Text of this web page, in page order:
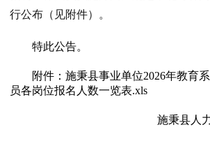
行公布（见附件）。
特此公告。
附件：施秉县事业单位2026年教育系
员各岗位报名人数一览表.xls
施秉县人力